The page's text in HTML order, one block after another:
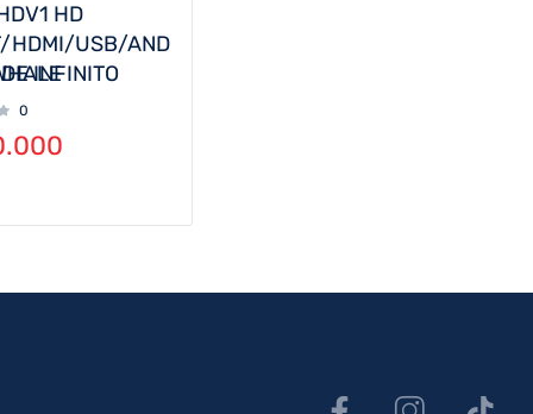
HD
HDMI/USB/AND
INFINITO
0